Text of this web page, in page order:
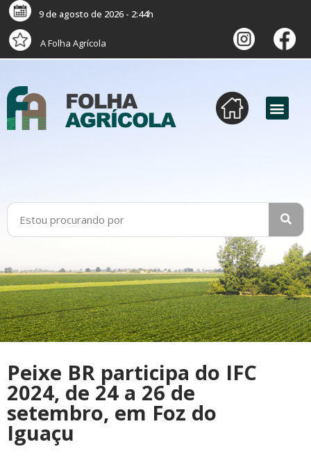
9 de agosto de 2026 - 2:44h
A Folha Agrícola
Peixe BR participa do IFC
2024, de 24 a 26 de
setembro, em Foz do
Iguaçu